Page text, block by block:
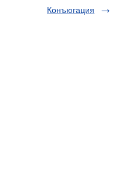
Конъюгация